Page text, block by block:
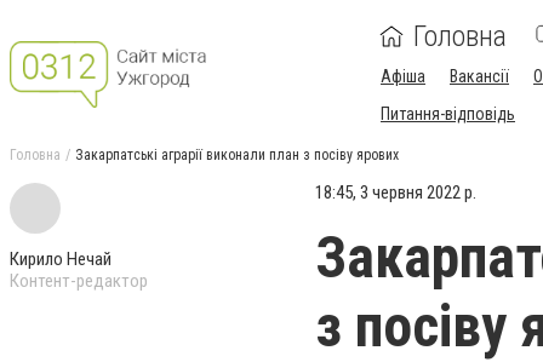
Головна
Афіша Вакансії
Питання-відповідь
Головна Закарпатські аграрії виконали план з посіву ярових
Кирило Нечай
Контент-редактор
18:45, 3 червня 2022 р.
з посіву